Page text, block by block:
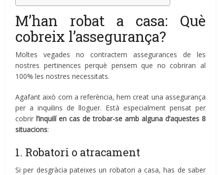
M’han robat a casa: Què
cobreix l’assegurança?
Moltes vegades no contractem assegurances de les
nostres pertinences perquè pensem que no cobriran al
100% les nostres necessitats.
Agafant això com a referència, hem creat una assegurança
per a inquilins de lloguer. Està especialment pensat per
cobrirl’inquilí en cas de trobar-se amb alguna d’aquestes 8
situacions:
1. Robatori o atracament
Si per desgràcia pateixes un robatori a casa, has de saber